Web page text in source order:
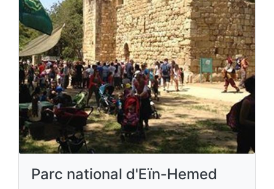
Parc national d'Eïn-Hemed